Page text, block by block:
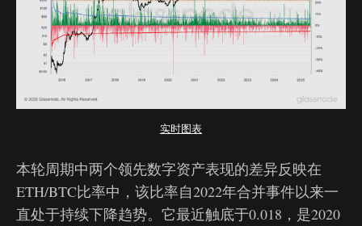
实时图表
本轮周期中两个领先数字资产表现的差异反映在
ETH/BTC比率中，该比率自2022年合并事件以来一
直处于持续下降趋势。它最近触底于0.018，是2020